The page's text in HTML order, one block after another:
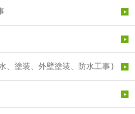
、塗装、外壁塗装、防水工事)